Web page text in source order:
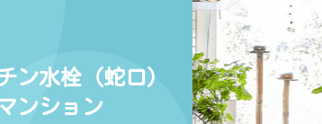
ン水栓（蛇口）
ンション